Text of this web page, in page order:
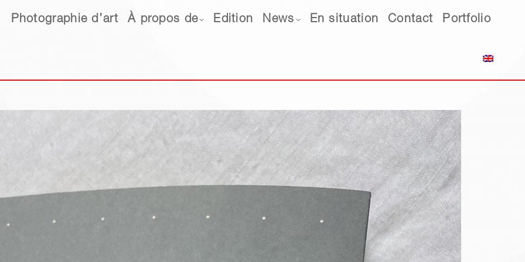
Photographie d’art À propos de Edition News En situation Contact Portfolio
d’art À propos de Edition News En situation Contact Portfolio